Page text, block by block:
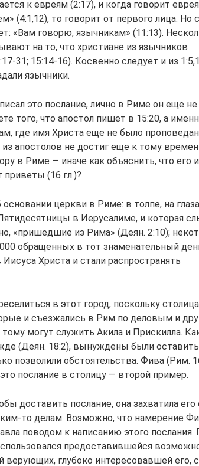
к евреям (2:17), и когда говорит
(4:1,12), то говорит от первого лица. Но
«Вам говорю, язычникам» (11:13).
на то, что христиане из язычников
31; 15:14-16). Косвенно следует и из
язычники.
это послание, лично в Риме он еще
того, что апостол пишет в 15:20, а
где имя Христа еще не было
из апостолов не достиг еще к тому
в Риме — иначе как объяснить, что его
приветы (16 гл.)?
церкви в Риме: в толпе, на
в Иерусалиме, и которая
«пришедшие из Рима» (Деян. 2:10);
обращенных в тот знаменательный
Христа и стали распространять
в этот город, поскольку
и съезжались в Рим по деловым и
могут служить Акила и Прискилла.
(Деян. 18:2), вынуждены были
позволили обстоятельства. Фива (Рим.
послание в столицу — второй пример.
доставить послание, она захватила его
то делам. Возможно, что намерение
поводом к написанию этого послания.
предоставившейся
верующих, глубоко интересовавшей его, с